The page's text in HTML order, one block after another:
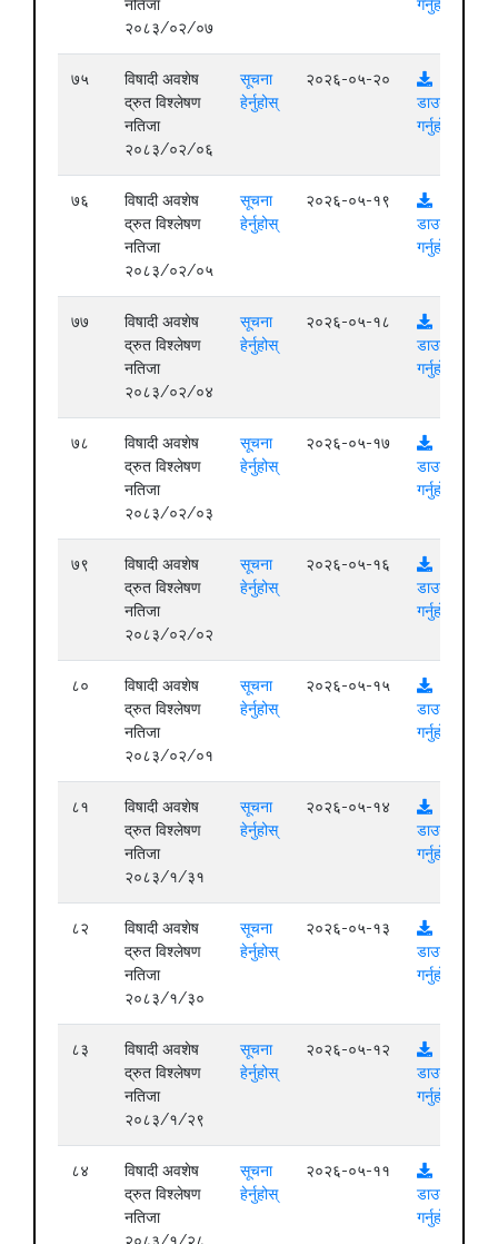
नतिजा
२०८३/०२/०७
गर्नुहोस्
७५
विषादी अवशेष
द्रुत विश्लेषण
नतिजा
२०८३/०२/०६
सूचना
हेर्नुहोस्
२०२६-०५-२०
डाउनलोड
गर्नुहोस्
७६
विषादी अवशेष
द्रुत विश्लेषण
नतिजा
२०८३/०२/०५
सूचना
हेर्नुहोस्
२०२६-०५-१९
डाउनलोड
गर्नुहोस्
७७
विषादी अवशेष
द्रुत विश्लेषण
नतिजा
२०८३/०२/०४
सूचना
हेर्नुहोस्
२०२६-०५-१८
डाउनलोड
गर्नुहोस्
७८
विषादी अवशेष
द्रुत विश्लेषण
नतिजा
२०८३/०२/०३
सूचना
हेर्नुहोस्
२०२६-०५-१७
डाउनलोड
गर्नुहोस्
७९
विषादी अवशेष
द्रुत विश्लेषण
नतिजा
२०८३/०२/०२
सूचना
हेर्नुहोस्
२०२६-०५-१६
डाउनलोड
गर्नुहोस्
८०
विषादी अवशेष
द्रुत विश्लेषण
नतिजा
२०८३/०२/०१
सूचना
हेर्नुहोस्
२०२६-०५-१५
डाउनलोड
गर्नुहोस्
८१
विषादी अवशेष
द्रुत विश्लेषण
नतिजा
२०८३/१/३१
सूचना
हेर्नुहोस्
२०२६-०५-१४
डाउनलोड
गर्नुहोस्
८२
विषादी अवशेष
द्रुत विश्लेषण
नतिजा
२०८३/१/३०
सूचना
हेर्नुहोस्
२०२६-०५-१३
डाउनलोड
गर्नुहोस्
८३
विषादी अवशेष
द्रुत विश्लेषण
नतिजा
२०८३/१/२९
सूचना
हेर्नुहोस्
२०२६-०५-१२
डाउनलोड
गर्नुहोस्
८४
विषादी अवशेष
द्रुत विश्लेषण
नतिजा
सूचना
हेर्नुहोस्
२०२६-०५-११
डाउनलोड
गर्नुहोस्